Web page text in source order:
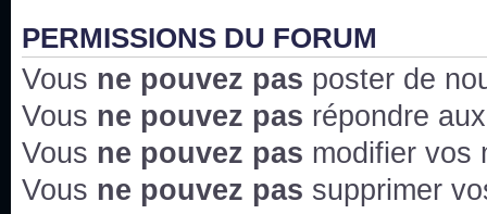
PERMISSIONS DU FORUM
Vous ne pouvez pas poster de
Vous ne pouvez pas répondre
Vous ne pouvez pas modifier vos
Vous ne pouvez pas supprimer